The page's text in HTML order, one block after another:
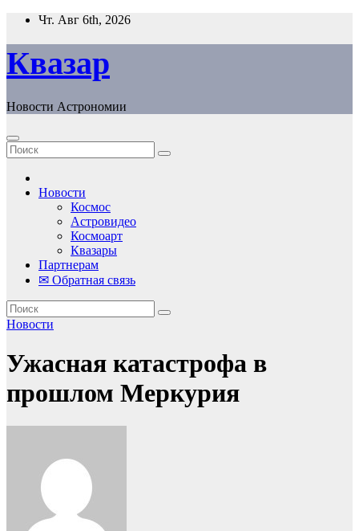
Перейти
содержанию
Чт. Авг 6th, 2026
Квазар
Новости Астрономии
Новости
Космос
Астровидео
Космоарт
Квазары
Партнерам
✉ Обратная связь
Новости
Ужасная катастрофа в
прошлом Меркурия